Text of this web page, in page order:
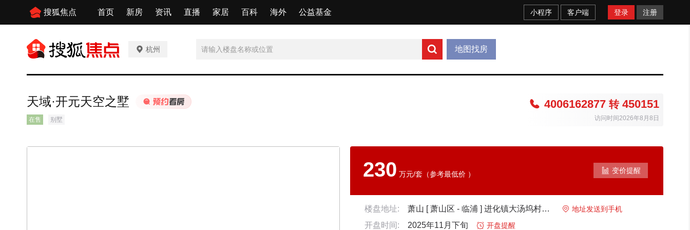
搜狐焦点 首页 新房 资讯 直播 家居 百科 海外 公益基金 小程序 客户端 登录 注册
杭州 地图找房
天域·开元天空之墅
在售 别墅
 4006162877 转450151
访问时间2026年8月8日
230 万元/套（参考最低价 ）  变价提醒
楼盘地址: 萧山 [ 萧山区 - 临浦 ] 进化镇大汤坞村城山之巅  地址发送到手机
开盘时间: 2025年11月下旬  开盘提醒